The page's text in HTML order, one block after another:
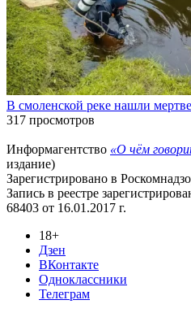
В смоленской реке нашли
317 просмотров
Информагентство «О чём
издание)
Зарегистрировано в
Запись в реестре
68403 от 16.01.2017 г.
18+
Дзен
ВКонтакте
Одноклассники
Телеграм